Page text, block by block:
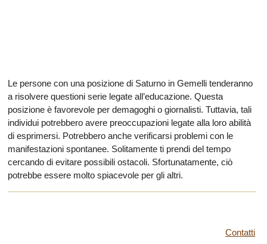
Le persone con una posizione di Saturno in Gemelli tenderanno
a risolvere questioni serie legate all’educazione. Questa
posizione è favorevole per demagoghi o giornalisti. Tuttavia, tali
individui potrebbero avere preoccupazioni legate alla loro abilità
di esprimersi. Potrebbero anche verificarsi problemi con le
manifestazioni spontanee. Solitamente ti prendi del tempo
cercando di evitare possibili ostacoli. Sfortunatamente, ciò
potrebbe essere molto spiacevole per gli altri.
Contatti